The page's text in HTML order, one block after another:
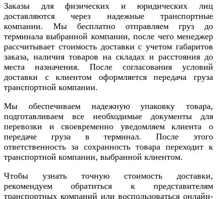
Заказы для физических и юридических лиц
доставляются через надежные транспортные
компании. Мы бесплатно отправляем груз до
терминала выбранной компании, после чего менеджер
рассчитывает стоимость доставки с учетом габаритов
заказа, наличия товаров на складах и расстояния до
места назначения. После согласования условий
доставки с клиентом оформляется передача груза
транспортной компании.
Мы обеспечиваем надежную упаковку товара,
подготавливаем все необходимые документы для
перевозки и своевременно уведомляем клиента о
передаче груза в терминал. После этого
ответственность за сохранность товара переходит к
транспортной компании, выбранной клиентом.
Чтобы узнать точную стоимость доставки,
рекомендуем обратиться к представителям
транспортных компаний или воспользоваться онлайн-